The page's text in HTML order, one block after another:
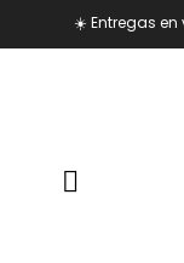
☀️ Entregas